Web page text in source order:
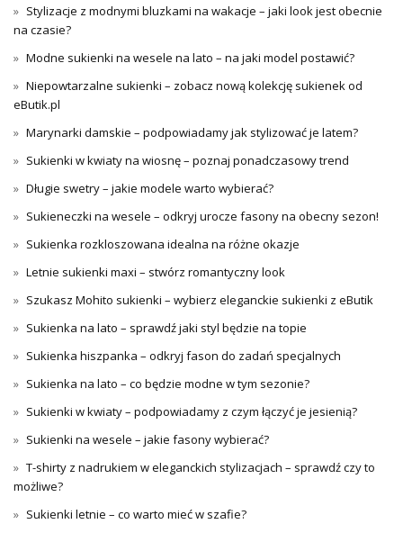
Stylizacje z modnymi bluzkami na wakacje – jaki look jest obecnie
na czasie?
Modne sukienki na wesele na lato – na jaki model postawić?
Niepowtarzalne sukienki – zobacz nową kolekcję sukienek od
eButik.pl
Marynarki damskie – podpowiadamy jak stylizować je latem?
Sukienki w kwiaty na wiosnę – poznaj ponadczasowy trend
Długie swetry – jakie modele warto wybierać?
Sukieneczki na wesele – odkryj urocze fasony na obecny sezon!
Sukienka rozkloszowana idealna na różne okazje
Letnie sukienki maxi – stwórz romantyczny look
Szukasz Mohito sukienki – wybierz eleganckie sukienki z eButik
Sukienka na lato – sprawdź jaki styl będzie na topie
Sukienka hiszpanka – odkryj fason do zadań specjalnych
Sukienka na lato – co będzie modne w tym sezonie?
Sukienki w kwiaty – podpowiadamy z czym łączyć je jesienią?
Sukienki na wesele – jakie fasony wybierać?
T-shirty z nadrukiem w eleganckich stylizacjach – sprawdź czy to
możliwe?
Sukienki letnie – co warto mieć w szafie?